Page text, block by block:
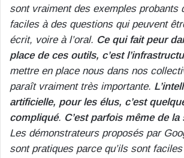
sont vraiment des exemples probants
faciles à des questions qui peuvent
écrit, voire à l’oral. Ce qui fait peur
place de ces outils, c’est
mettre en place nous dans nos
paraît vraiment très importante.
artificielle, pour les élus, c’est
compliqué. C’est parfois même de
Les démonstrateurs proposés par
sont pratiques parce qu’ils sont